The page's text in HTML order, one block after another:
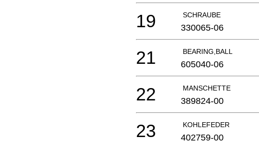
SCHRAUBE
19 330065-06
BEARING,BALL
21 605040-06
MANSCHETTE
22 389824-00
KOHLEFEDER
23 402759-00